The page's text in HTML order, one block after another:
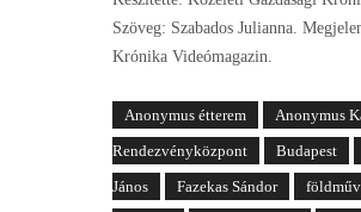
Szöveg: Szabados Julianna.
Krónika Videómagazin.
Anonymus étterem
Anonymus
Rendezvényközpont
Budapest
János
Fazekas Sándor